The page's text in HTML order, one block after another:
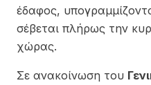
έδαφος,
σέβεται πλήρως την
χώρας.
Σε ανακοίνωση του